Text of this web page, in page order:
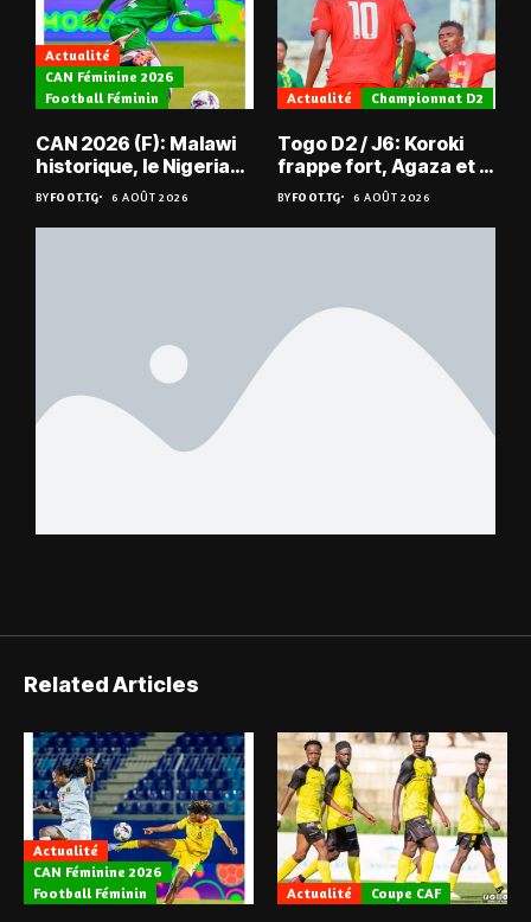
Actualité
CAN Féminine 2026
Football Féminin
CAN 2026 (F): Malawi
historique, le Nigeria
sauvé, la Zambie
éliminée
BYFOOT.TG 6 AOÛT 2026
Actualité Championnat D2
Togo D2 / J6: Koroki
frappe fort, Agaza et la
JCA assurent,
suspense avant Sara
FC – Doumbé FC
BYFOOT.TG 6 AOÛT 2026
Related Articles
Actualité
CAN Féminine 2026
Football Féminin
Actualité Coupe CAF